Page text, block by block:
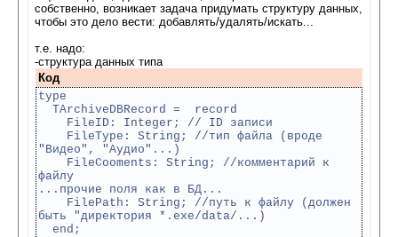
собственно, возникает задача придумать структуру данных,
чтобы это дело вести: добавлять/удалять/искать...
т.е. надо:
-структура данных типа
Код
type
TArchiveDBRecord = record
FileID: Integer; // ID записи
FileType: String; //тип файла (вроде
"Видео", "Аудио"...)
FileCooments: String; //комментарий к
файлу
...прочие поля как в БД...
FilePath: String; //путь к файлу (должен
быть "директория *.ехе/data/...)
end;